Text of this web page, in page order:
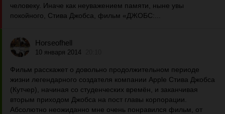
человеку. Иначе как неуважением памяти, ныне увы
покойного, Стива Джобса, фильм «ДЖОБС:...
Horseofhell
10 января 2014
Фильм расскажет о довольно продолжительном периоде
жизни легендарного создателя компании Apple Стива Джобса
(Кутчер), начиная со студенческих времён, и заканчивая
вторым приходом Джобса на пост главы корпорации.
Абсолютно неожиданно мне очень понравился фильм, от